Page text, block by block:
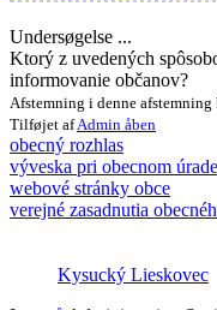
Undersøgelse ...
Ktorý z uvedených
informovanie občanov?
Afstemning i denne afstemning
Tilføjet afAdmin åben
obecný rozhlas
výveska pri obecnom
webové stránky obce
verejné zasadnutia
Kysucký Lieskovec